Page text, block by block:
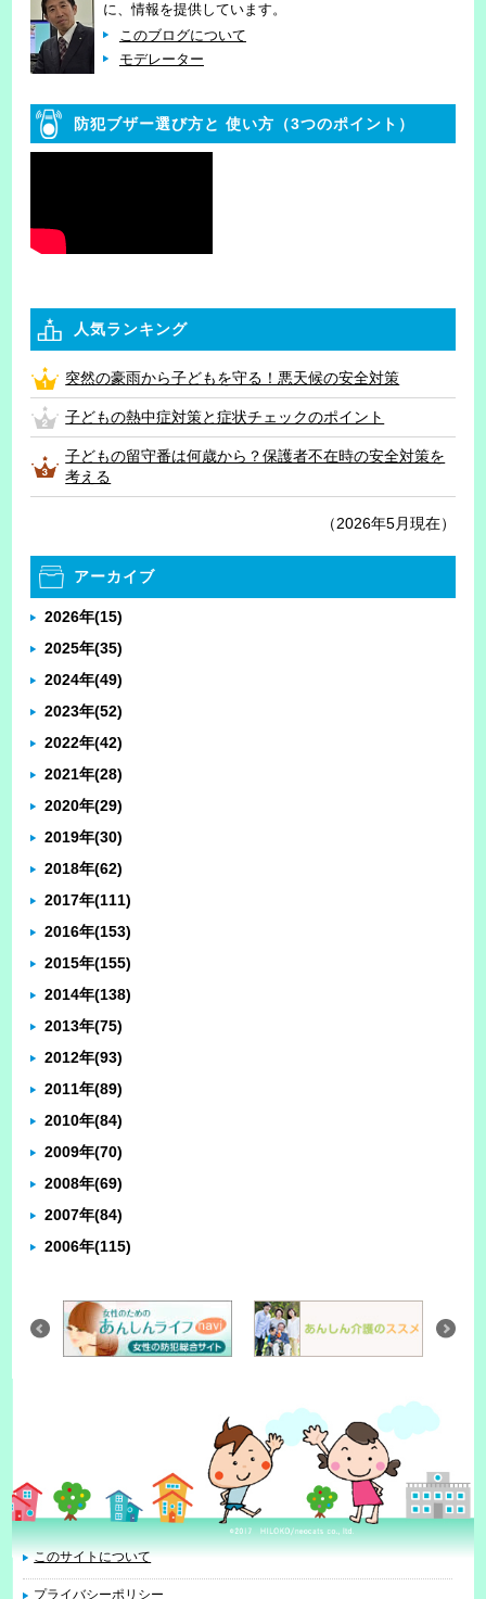
に、情報を提供しています。
このブログについて
モデレーター
防犯ブザー選び方と 使い方（3つのポイント）
人気ランキング
突然の豪雨から子どもを守る！悪天候の安全対策
子どもの熱中症対策と症状チェックのポイント
子どもの留守番は何歳から？保護者不在時の安全対策を
考える
（2026年5月現在）
アーカイブ
2026年(15)
2025年(35)
2024年(49)
2023年(52)
2022年(42)
2021年(28)
2020年(29)
2019年(30)
2018年(62)
2017年(111)
2016年(153)
2015年(155)
2014年(138)
2013年(75)
2012年(93)
2011年(89)
2010年(84)
2009年(70)
2008年(69)
2007年(84)
2006年(115)
このサイトについて
プライバシーポリシー